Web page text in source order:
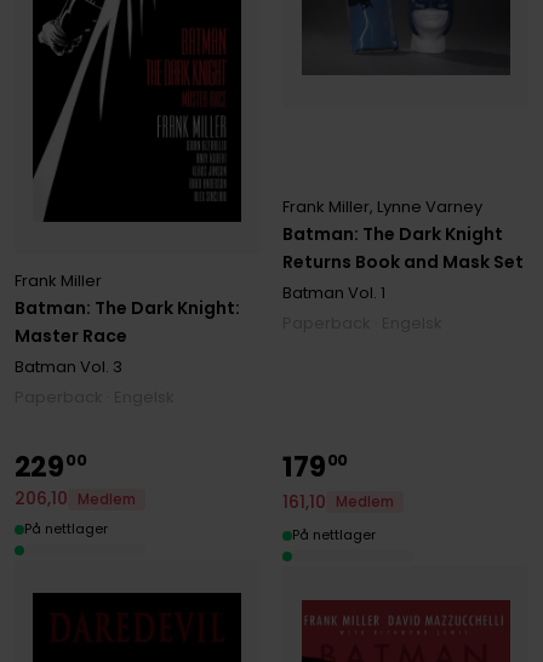
Batman: The Dark Knight:
Master Race
Frank Miller
Batman Vol. 3
Batman: The Dark Knight
Returns Book and Mask Set
Frank Miller, Lynne Varney
Batman Vol. 1
22900
206,10
Medlem
På nettlager
17900
161,10
Medlem
På nettlager